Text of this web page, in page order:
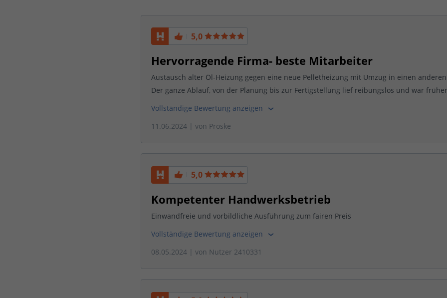
5,0
Hervorragende Firma- beste Mitarbeiter
Austausch alter Öl-Heizung gegen eine neue Pelletheizung mit Umzug in einen
Der ganze Ablauf, von der Planung bis zur Fertigstellung lief reibungslos und war
Vollständige Bewertung anzeigen
11.06.2024 | von Proske
5,0
Kompetenter Handwerksbetrieb
Einwandfreie und vorbildliche Ausführung zum fairen Preis
Vollständige Bewertung anzeigen
08.05.2024 | von Nutzer 2410331